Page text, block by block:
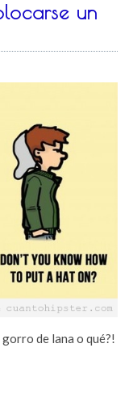
un
gorro de lana o qué?!